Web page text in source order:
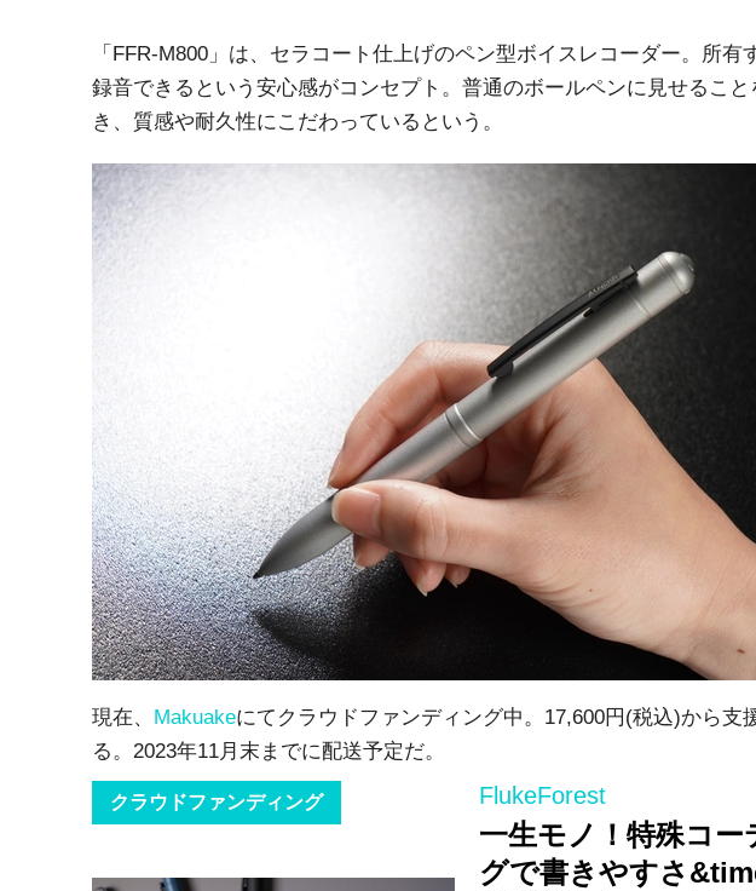
「FFR-M800」は、セラコート仕上げのペン型ボイスレコーダー。所有
録音できるという安心感がコンセプト。普通のボールペンに見せること
き、質感や耐久性にこだわっているという。
現在、 Makuakeにてクラウドファンディング中。17,600円(税込)から支
る。2023年11月末までに配送予定だ。
クラウドファンディング FlukeForest
一生モノ！特殊コー
グで書きやすさ